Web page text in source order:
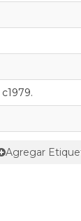
c1979.
Agregar